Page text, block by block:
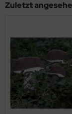
Zuletzt